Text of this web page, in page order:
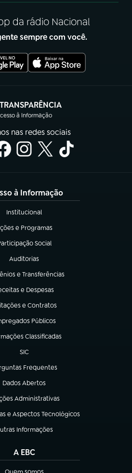
da rádio Nacional
sempre com você.
TRANSPARÊNCIA
à Informação
(abre em nova aba)
nas redes sociais
à Informação
Institucional
(abre em nova aba)
e Programas
em nova aba)
Social
em nova aba)
Auditorias
(abre em nova aba)
e Transferências
nova aba)
e Despesas
em nova aba)
e Contratos
em nova aba)
Públicos
em nova aba)
Classificadas
em nova aba)
SIC
(abre em nova aba)
Frequentes
em nova aba)
Dados Abertos
(abre em nova aba)
Administrativas
em nova aba)
e Aspectos Tecnológicos
aba)
Informações
em nova aba)
A EBC